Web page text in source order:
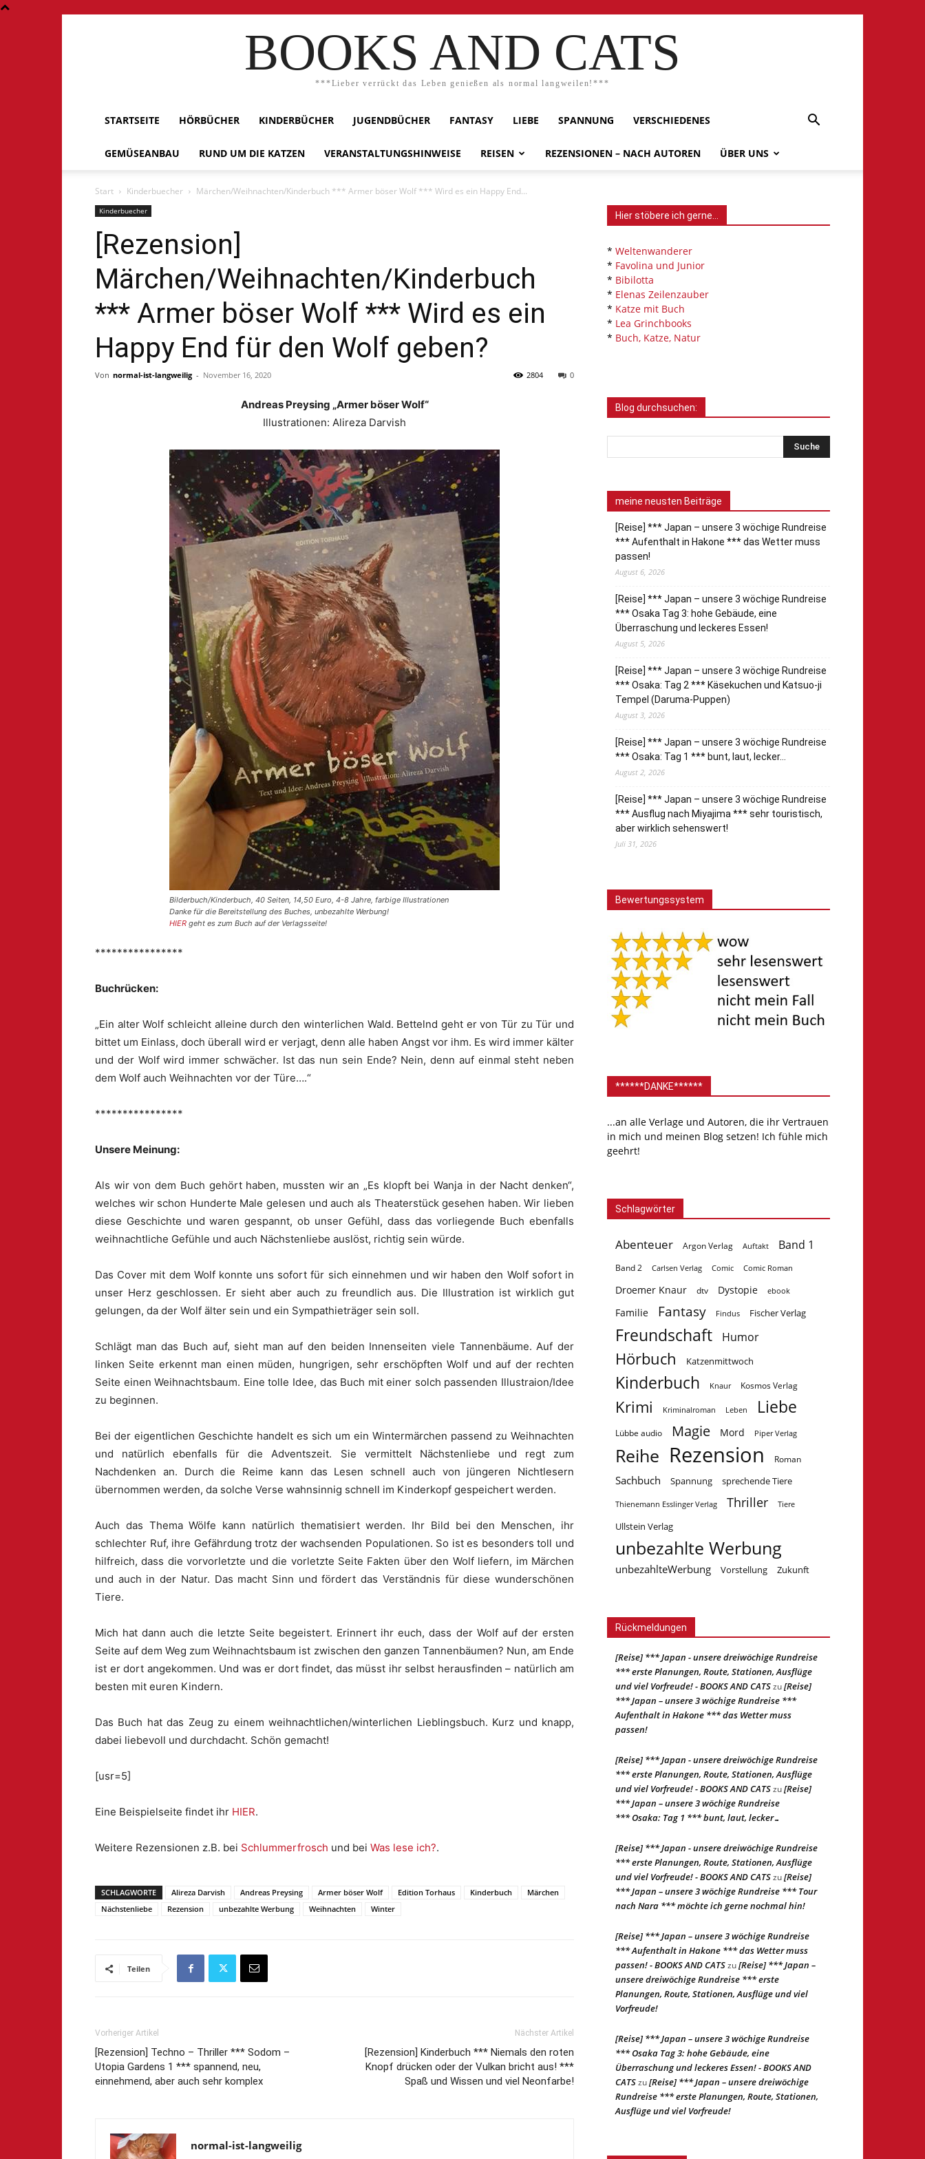
BOOKS AND CATS
***Lieber verrückt das Leben genießen als normal langweilen!***
STARTSEITE HÖRBÜCHER KINDERBÜCHER JUGENDBÜCHER FANTASY LIEBE SPANNUNG VERSCHIEDENES
GEMÜSEANBAU RUND UM DIE KATZEN VERANSTALTUNGSHINWEISE REISEN REZENSIONEN – NACH AUTOREN ÜBER UNS
Start Kinderbuecher Märchen/Weihnachten/Kinderbuch *** Armer böser Wolf *** Wird es ein Happy End...
Kinderbuecher
[Rezension]
Märchen/Weihnachten/Kinderbuch
*** Armer böser Wolf *** Wird es ein
Happy End für den Wolf geben?
Von normal-ist-langweilig - November 16, 2020 0
2804
Andreas Preysing „Armer böser Wolf“
Illustrationen: Alireza Darvish
Bilderbuch/Kinderbuch, 40 Seiten, 14,50 Euro, 4-8 Jahre, farbige Illustrationen
Danke für die Bereitstellung des Buches, unbezahlte Werbung!
HIER geht es zum Buch auf der Verlagsseite!
****************
Buchrücken:
„Ein alter Wolf schleicht alleine durch den winterlichen Wald. Bettelnd geht er von Tür zu Tür und
bittet um Einlass, doch überall wird er verjagt, denn alle haben Angst vor ihm. Es wird immer kälter
und der Wolf wird immer schwächer. Ist das nun sein Ende? Nein, denn auf einmal steht neben
dem Wolf auch Weihnachten vor der Türe….“
****************
Unsere Meinung:
Als wir von dem Buch gehört haben, mussten wir an „Es klopft bei Wanja in der Nacht denken“,
welches wir schon Hunderte Male gelesen und auch als Theaterstück gesehen haben. Wir lieben
diese Geschichte und waren gespannt, ob unser Gefühl, dass das vorliegende Buch ebenfalls
weihnachtliche Gefühle und auch Nächstenliebe auslöst, richtig sein würde.
Das Cover mit dem Wolf konnte uns sofort für sich einnehmen und wir haben den Wolf sofort in
unser Herz geschlossen. Er sieht aber auch zu freundlich aus. Die Illustration ist wirklich gut
gelungen, da der Wolf älter sein und ein Sympathieträger sein soll.
Schlägt man das Buch auf, sieht man auf den beiden Innenseiten viele Tannenbäume. Auf der
linken Seite erkennt man einen müden, hungrigen, sehr erschöpften Wolf und auf der rechten
Seite einen Weihnachtsbaum. Eine tolle Idee, das Buch mit einer solch passenden Illustraion/Idee
zu beginnen.
Bei der eigentlichen Geschichte handelt es sich um ein Wintermärchen passend zu Weihnachten
und natürlich ebenfalls für die Adventszeit. Sie vermittelt Nächstenliebe und regt zum
Nachdenken an. Durch die Reime kann das Lesen schnell auch von jüngeren Nichtlesern
übernommen werden, da solche Verse wahnsinnig schnell im Kinderkopf gespeichert werden.
Auch das Thema Wölfe kann natürlich thematisiert werden. Ihr Bild bei den Menschen, ihr
schlechter Ruf, ihre Gefährdung trotz der wachsenden Populationen. So ist es besonders toll und
hilfreich, dass die vorvorletzte und die vorletzte Seite Fakten über den Wolf liefern, im Märchen
und auch in der Natur. Das macht Sinn und fördert das Verständnis für diese wunderschönen
Tiere.
Mich hat dann auch die letzte Seite begeistert. Erinnert ihr euch, dass der Wolf auf der ersten
Seite auf dem Weg zum Weihnachtsbaum ist zwischen den ganzen Tannenbäumen? Nun, am Ende
ist er dort angekommen. Und was er dort findet, das müsst ihr selbst herausfinden – natürlich am
besten mit euren Kindern.
Das Buch hat das Zeug zu einem weihnachtlichen/winterlichen Lieblingsbuch. Kurz und knapp,
dabei liebevoll und durchdacht. Schön gemacht!
[usr=5]
Eine Beispielseite findet ihr HIER.
Weitere Rezensionen z.B. bei Schlummerfrosch und bei Was lese ich?.
SCHLAGWORTE Alireza Darvish Andreas Preysing Armer böser Wolf Edition Torhaus Kinderbuch
Märchen
Nächstenliebe
Rezension unbezahlte Werbung Weihnachten Winter
Teilen
Vorheriger Artikel
[Rezension] Techno – Thriller *** Sodom –
Utopia Gardens 1 *** spannend, neu,
einnehmend, aber auch sehr komplex
Nächster Artikel
[Rezension] Kinderbuch *** Niemals den roten
Knopf drücken oder der Vulkan bricht aus! ***
Spaß und Wissen und viel Neonfarbe!
normal-ist-langweilig
Hier stöbere ich gerne…
* Weltenwanderer
* Favolina und Junior
* Bibilotta
* Elenas Zeilenzauber
* Katze mit Buch
* Lea Grinchbooks
* Buch, Katze, Natur
Blog durchsuchen:
meine neusten Beiträge
[Reise] *** Japan – unsere 3 wöchige Rundreise
*** Aufenthalt in Hakone *** das Wetter muss
passen!
August 6, 2026
[Reise] *** Japan – unsere 3 wöchige Rundreise
*** Osaka Tag 3: hohe Gebäude, eine
Überraschung und leckeres Essen!
August 5, 2026
[Reise] *** Japan – unsere 3 wöchige Rundreise
*** Osaka: Tag 2 *** Käsekuchen und Katsuo-ji
Tempel (Daruma-Puppen)
August 3, 2026
[Reise] *** Japan – unsere 3 wöchige Rundreise
*** Osaka: Tag 1 *** bunt, laut, lecker…
August 2, 2026
[Reise] *** Japan – unsere 3 wöchige Rundreise
*** Ausflug nach Miyajima *** sehr touristisch,
aber wirklich sehenswert!
Juli 31, 2026
Bewertungssystem
******DANKE******
...an alle Verlage und Autoren, die ihr Vertrauen
in mich und meinen Blog setzen! Ich fühle mich
geehrt!
Schlagwörter
Abenteuer Argon Verlag Auftakt Band 1
Band 2 Carlsen Verlag Comic Comic Roman
Droemer Knaur dtv Dystopie ebook
Familie Fantasy Findus Fischer Verlag
Freundschaft Humor
Hörbuch Katzenmittwoch
Kinderbuch Knaur Kosmos Verlag
Krimi Kriminalroman Leben Liebe
Lübbe audio Magie Mord Piper Verlag
Reihe Rezension Roman
Sachbuch Spannung sprechende Tiere
Thienemann Esslinger Verlag Thriller Tiere
Ullstein Verlag
unbezahlte Werbung
unbezahlteWerbung Vorstellung Zukunft
Rückmeldungen
[Reise] *** Japan - unsere dreiwöchige Rundreise
*** erste Planungen, Route, Stationen, Ausflüge
und viel Vorfreude! - BOOKS AND CATSzu[Reise]
*** Japan – unsere 3 wöchige Rundreise ***
Aufenthalt in Hakone *** das Wetter muss
passen!
[Reise] *** Japan - unsere dreiwöchige Rundreise
*** erste Planungen, Route, Stationen, Ausflüge
und viel Vorfreude! - BOOKS AND CATSzu[Reise]
*** Japan – unsere 3 wöchige Rundreise
*** Osaka: Tag 1 *** bunt, laut, lecker…
[Reise] *** Japan - unsere dreiwöchige Rundreise
*** erste Planungen, Route, Stationen, Ausflüge
und viel Vorfreude! - BOOKS AND CATSzu[Reise]
*** Japan – unsere 3 wöchige Rundreise *** Tour
nach Nara *** möchte ich gerne nochmal hin!
[Reise] *** Japan – unsere 3 wöchige Rundreise
*** Aufenthalt in Hakone *** das Wetter muss
passen! - BOOKS AND CATSzu[Reise] *** Japan –
unsere dreiwöchige Rundreise *** erste
Planungen, Route, Stationen, Ausflüge und viel
Vorfreude!
[Reise] *** Japan – unsere 3 wöchige Rundreise
*** Osaka Tag 3: hohe Gebäude, eine
Überraschung und leckeres Essen! - BOOKS AND
CATSzu[Reise] *** Japan – unsere dreiwöchige
Rundreise *** erste Planungen, Route, Stationen,
Ausflüge und viel Vorfreude!